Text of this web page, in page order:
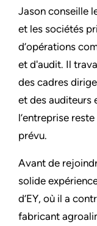
Jason conseille
et les sociétés
d’opérations
et d'audit. Il
des cadres
et des auditeurs
l’entreprise
prévu.
Avant de
solide
d’EY, où il a
fabricant